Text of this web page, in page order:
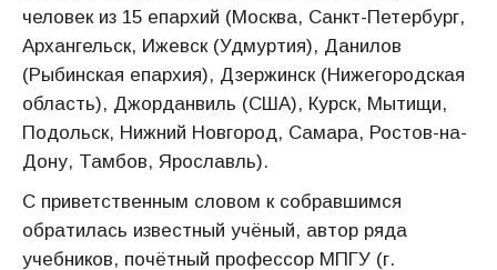
человек из 15 епархий (Москва, Санкт-Петербург,
Архангельск, Ижевск (Удмуртия), Данилов
(Рыбинская епархия), Дзержинск (Нижегородская
область), Джорданвиль (США), Курск, Мытищи,
Подольск, Нижний Новгород, Самара, Ростов-на-
Дону, Тамбов, Ярославль).
С приветственным словом к собравшимся
обратилась известный учёный, автор ряда
учебников, почётный профессор МПГУ (г.